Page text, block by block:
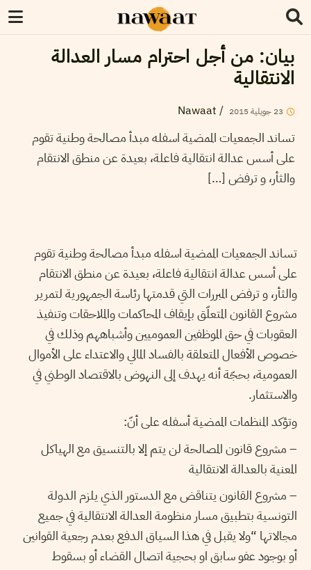
بيان: من أجل احترام مسار العدالة
الانتقالية
23 جويلية 2015
/
Nawaat
تساند الجمعيات الممضية اسفله مبدأ مصالحة وطنية تقوم
على أسس عدالة انتقالية فاعلة، بعيدة عن منطق الانتقام
والثأر، و ترفض […]
تساند الجمعيات الممضية اسفله مبدأ مصالحة وطنية تقوم
على أسس عدالة انتقالية فاعلة، بعيدة عن منطق الانتقام
والثأر، و ترفض المبررات التي قدمتها رئاسة الجمهورية لتمرير
مشروع القانون المتعلّق بإيقاف المحاكمات والملاحقات وتنفيذ
العقوبات في حق الموظفين العموميين وأشباههم وذلك في
خصوص الأفعال المتعلقة بالفساد المالي والاعتداء على الأموال
العمومية، بحجّة أنه يهدف إلى النهوض بالاقتصاد الوطني في
والاستثمار.
وتؤكد المنظمات الممضية أسفله على أنّ:
– مشروع قانون المصالحة لن يتم إلا بالتنسيق مع الهياكل
المعنية بالعدالة الانتقالية
– مشروع القانون يتناقض مع الدستور الذي يلزم الدولة
التونسية بتطبيق مسار منظومة العدالة الانتقالية في جميع
مجالاتها “ولا يقبل في هذا السياق الدفع بعدم رجعية القوانين
أو بوجود عفو سابق او بحجية اتصال القضاء أو بسقوط